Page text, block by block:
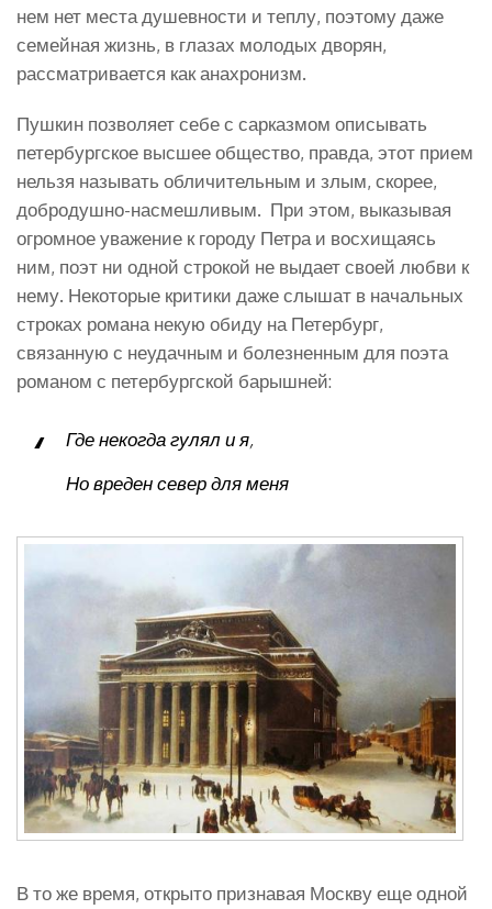
нем нет места душевности и теплу, поэтому даже
семейная жизнь, в глазах молодых дворян,
рассматривается как анахронизм.
Пушкин позволяет себе с сарказмом описывать
петербургское высшее общество, правда, этот прием
нельзя называть обличительным и злым, скорее,
добродушно-насмешливым. При этом, выказывая
огромное уважение к городу Петра и восхищаясь
ним, поэт ни одной строкой не выдает своей любви к
нему. Некоторые критики даже слышат в начальных
строках романа некую обиду на Петербург,
связанную с неудачным и болезненным для поэта
романом с петербургской барышней:
Где некогда гулял и я,
Но вреден север для меня
В то же время, открыто признавая Москву еще одной